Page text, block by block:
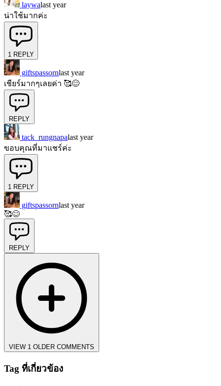
laywalast year
น่าใช้มากค่ะ
1 REPLY
giftspassornlast year
เชียร์มากๆเลยค่า 🥰😊
REPLY
tack_rungnapalast year
ขอบคุณที่มาแชร์ค่ะ
1 REPLY
giftspassornlast year
🥰😊
REPLY
VIEW 1 OLDER COMMENTS
Tag ที่เกี่ยวข้อง